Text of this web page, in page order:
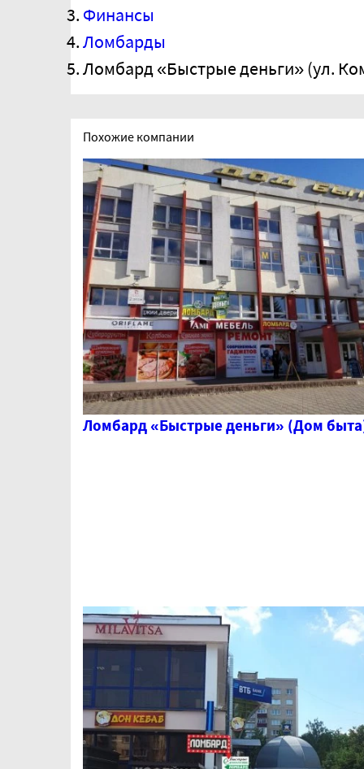
Финансы
Ломбарды
Ломбард «Быстрые деньги» (ул.
Похожие компании
Ломбард «Быстрые деньги» (Дом